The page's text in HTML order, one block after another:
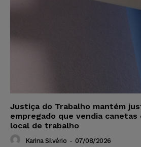
Justiça do Trabalho mantém
empregado que vendia canetas
local de trabalho
Karina Silvério - 07/08/2026